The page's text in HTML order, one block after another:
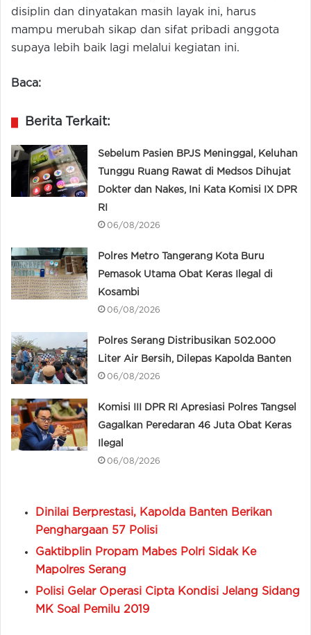
disiplin dan dinyatakan masih layak ini, harus
mampu merubah sikap dan sifat pribadi anggota
supaya lebih baik lagi melalui kegiatan ini.
Baca:
Berita Terkait:
Sebelum Pasien BPJS Meninggal, Keluhan
Tunggu Ruang Rawat di Medsos Dihujat
Dokter dan Nakes, Ini Kata Komisi IX DPR
RI
06/08/2026
Polres Metro Tangerang Kota Buru
Pemasok Utama Obat Keras Ilegal di
Kosambi
06/08/2026
Polres Serang Distribusikan 502.000
Liter Air Bersih, Dilepas Kapolda Banten
06/08/2026
Komisi III DPR RI Apresiasi Polres Tangsel
Gagalkan Peredaran 46 Juta Obat Keras
Ilegal
06/08/2026
Dinilai Berprestasi, Kapolda Banten Berikan
Penghargaan 57 Polisi
Gaktibplin Propam Mabes Polri Sidak Ke
Mapolres Serang
Polisi Gelar Operasi Cipta Kondisi Jelang Sidang
MK Soal Pemilu 2019